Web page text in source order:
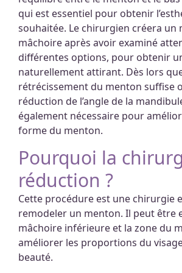
qui est essentiel pour obtenir
souhaitée. Le chirurgien créera un
mâchoire après avoir examiné
différentes options, pour obtenir
naturellement attirant. Dès lors
rétrécissement du menton suffise
réduction de l’angle de la
également nécessaire pour
forme du menton.
Pourquoi la
réduction ?
Cette procédure est une chirurgie
remodeler un menton. Il peut être
mâchoire inférieure et la zone du
améliorer les proportions du
beauté.